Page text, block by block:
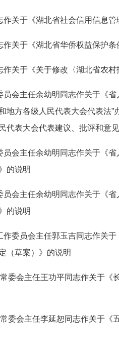
作关于《湖北省社会信用信息
作关于《湖北省华侨权益保护
作关于《关于修改〈湖北省农
会主任余幼明同志作关于《
地方各级人民代表大会代表法
代表大会代表建议、批评和意
员会主任余幼明同志作关于《
的说明
员会主任余幼明同志作关于《
的说明
作委员会主任郭玉吉同志作关
（草案）》的说明
委会主任王功平同志作关于《
委会主任李延恕同志作关于《